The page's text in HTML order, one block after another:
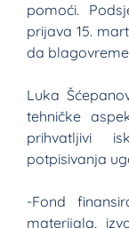
pomoći.
prijava 15.
da
Luka
tehničke
prihvatljivi
potpisivanja
-Fond
materijala,